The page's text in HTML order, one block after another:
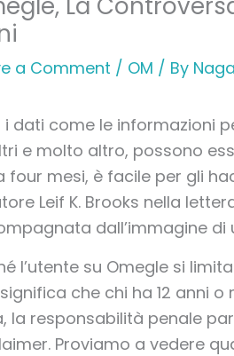
a Comment / OM / By
i dati come le informazioni
e molto altro, possono
four mesi, è facile per gli
Leif K. Brooks nella
dall’immagine
l’utente su Omegle si
che chi ha 12 anni
la responsabilità penale
Proviamo a vedere